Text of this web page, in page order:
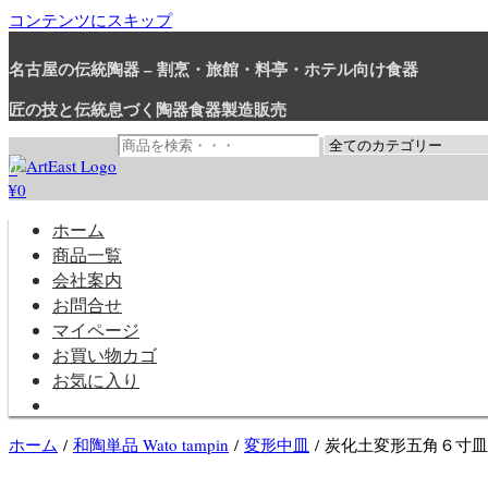
コンテンツにスキップ
名古屋の伝統陶器 – 割烹・旅館・料亭・ホテル向け食器
匠の技と伝統息づく陶器食器製造販売
和食器・洋食器通販｜割烹・旅館・料亭・ホテル等業務用卸販売
業務用から個人用まで、おしゃれでかわいい和食器・洋食器はま
0
¥0
ホーム
商品一覧
会社案内
お問合せ
マイページ
お買い物カゴ
お気に入り
ホーム / 和陶単品 Wato tampin / 変形中皿 / 炭化土変形五角６寸皿